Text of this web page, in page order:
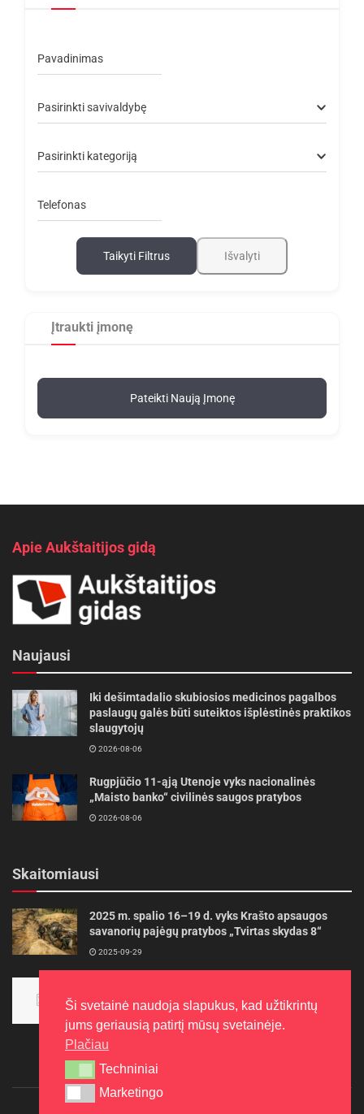
Pavadinimas
Pasirinkti savivaldybę
Pasirinkti kategoriją
Telefonas
Taikyti Filtrus Išvalyti
Įtraukti įmonę
Pateikti Naują Įmonę
Apie Aukštaitijos gidą
Naujausi
Iki dešimtadalio skubiosios medicinos pagalbos
paslaugų galės būti suteiktos išplėstinės praktikos
slaugytojų
2026-08-06
Rugpjūčio 11-ąją Utenoje vyks nacionalinės
„Maisto banko“ civilinės saugos pratybos
2026-08-06
Skaitomiausi
2025 m. spalio 16–19 d. vyks Krašto apsaugos
savanorių pajėgų pratybos „Tvirtas skydas 8“
2025-09-29
aukso
2015-10-30
Ši svetainė naudoja slapukus, kad užtikrintų
jums geriausią patirtį mūsų svetainėje.
Plačiau
Techniniai
Techniniai
Marketingo
Marketingo